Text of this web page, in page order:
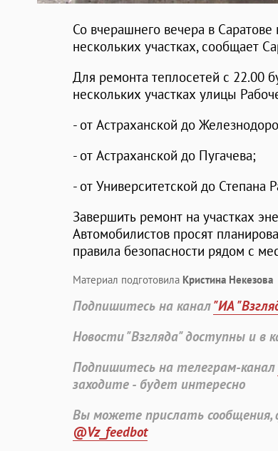
Со вчерашнего вечера в
нескольких участках, сообщает
Для ремонта теплосетей с 22.00
нескольких участках улицы
- от Астраханской до
- от Астраханской до Пугачева;
- от Университетской до Степана
Завершить ремонт на участках
Автомобилистов просят
правила безопасности рядом с
Материал подготовила Кристина Некезова
Подпишитесь на канал"ИА
Новости "Взгляда" доступны и в
Подпишитесь на телеграм-канал
заходите - будет интересно
Вы можете прислать
@Vz_feedbot